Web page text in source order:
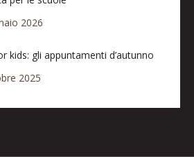
2026
kids: gli appuntamenti d’autunno
2025